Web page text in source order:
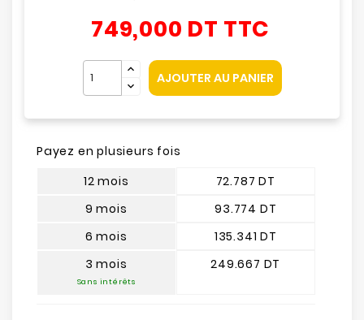
749,000 DT TTC
AJOUTER AU PANIER
Payez en plusieurs fois
12 mois
9 mois
6 mois
3 mois
Sans intérêts
72.787 DT
93.774 DT
135.341 DT
249.667 DT